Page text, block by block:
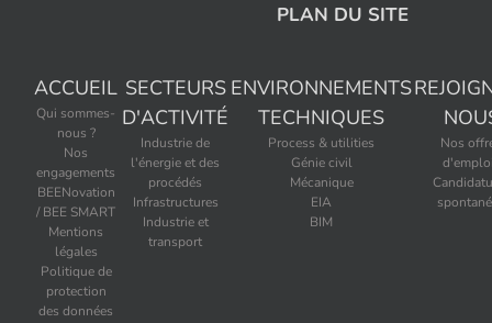
PLAN DU SITE
ACCUEIL
Qui sommes-
nous ?
Nos
engagements
BEENovation
/ BEE SMART
Mentions
légales
Politique de
protection
des données
SECTEURS
D'ACTIVITÉ
Industrie de
l'énergie et des
procédés
Infrastructures
Industrie et
transport
ENVIRONNEMENTS
TECHNIQUES
Process & utilities
Génie civil
Mécanique
EIA
BIM
Nos